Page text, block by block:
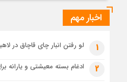
1 ماه قبل
1 ماه قبل
رئوف
اخبار مهم
1 لو رفتن انبار چای قاچاق در
2 ادغام بسته معیشتی و یارانه